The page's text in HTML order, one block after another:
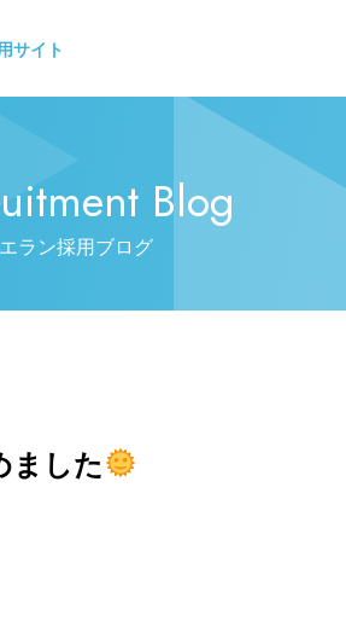
サイト
Blog
エラン採用ブログ
ました